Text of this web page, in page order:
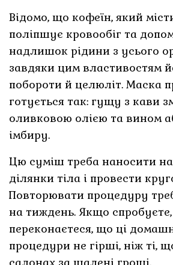
Відомо, що кофеїн, який
поліпшує кровообіг та
надлишок рідини з усього
завдяки цим властивостям
побороти й целюліт. Маска
готується так: гущу з кави
оливковою олією та вином
імбиру.
Цю суміш треба наносити
ділянки тіла і провести
Повторювати процедуру
на тиждень. Якщо спробуєте,
переконаєтеся, що ці
процедури не гірші, ніж ті,